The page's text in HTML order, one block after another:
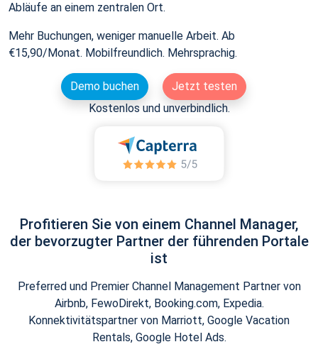
Abläufe an einem zentralen Ort.
Mehr Buchungen, weniger manuelle Arbeit. Ab
€15,90/Monat. Mobilfreundlich. Mehrsprachig.
Demo buchen
Jetzt testen
Kostenlos und unverbindlich.
Profitieren Sie von einem Channel Manager,
der bevorzugter Partner der führenden Portale
ist
Preferred und Premier Channel Management Partner von
Airbnb, FewoDirekt, Booking.com, Expedia.
Konnektivitätspartner von Marriott, Google Vacation
Rentals, Google Hotel Ads.